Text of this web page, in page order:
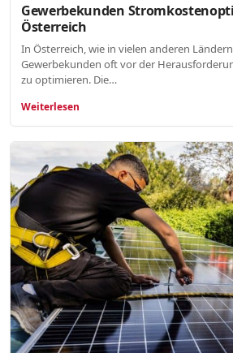
Gewerbekunden
Österreich
In Österreich, wie in vielen anderen
Gewerbekunden oft vor der
zu optimieren. Die…
Weiterlesen